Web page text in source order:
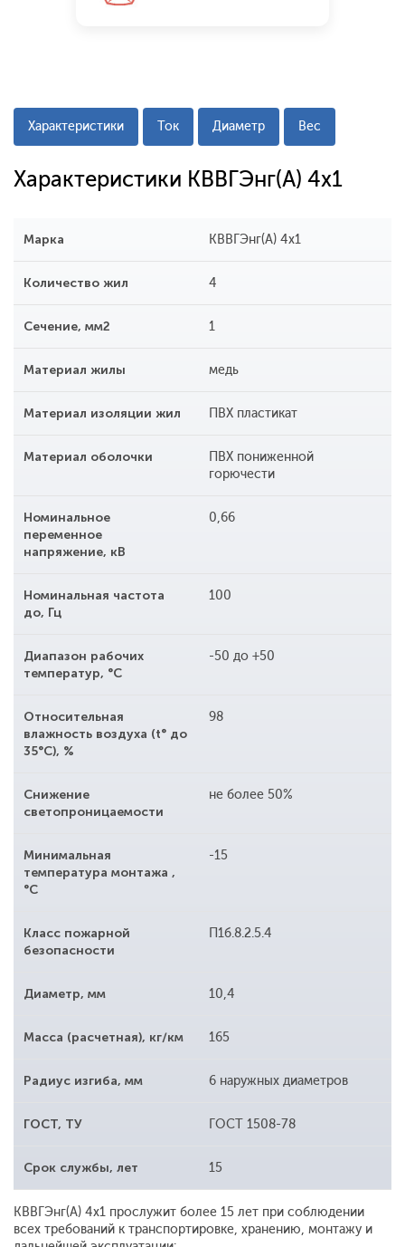
Характеристики Ток Диаметр Вес
Характеристики КВВГЭнг(А) 4x1
Марка КВВГЭнг(А) 4х1
Количество жил 4
Сечение, мм2 1
Материал жилы медь
Материал изоляции жил ПВХ пластикат
Материал оболочки
ПВХ пониженной
горючести
Номинальное
переменное
напряжение, кВ
0,66
Номинальная частота
до, Гц
100
Диапазон рабочих
температур, °С
-50 до +50
Относительная
влажность воздуха (t° до
35°С), %
98
Снижение
светопроницаемости
не более 50%
Минимальная
температура монтажа ,
°С
-15
Класс пожарной
безопасности
П1б.8.2.5.4
Диаметр, мм 10,4
Масса (расчетная), кг/км 165
Радиус изгиба, мм 6 наружных диаметров
ГОСТ, ТУ ГОСТ 1508-78
Срок службы, лет 15
КВВГЭнг(А) 4x1 прослужит более 15 лет при соблюдении
всех требований к транспортировке, хранению, монтажу и